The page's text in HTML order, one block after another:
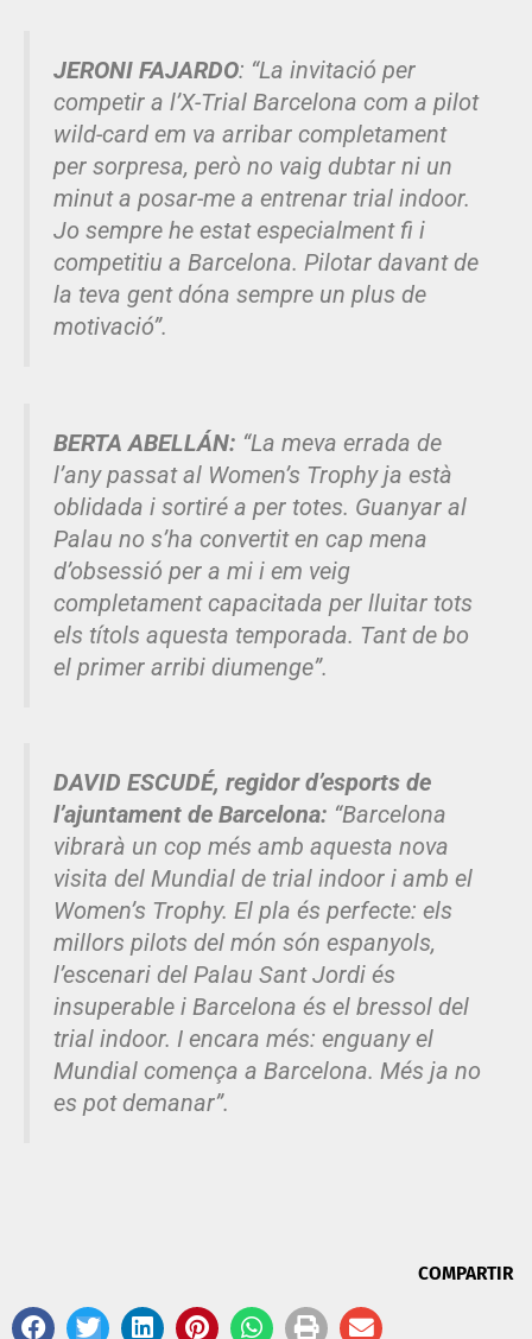
JERONI FAJARDO: “La invitació per
competir a l’X-Trial Barcelona com a pilot
wild-card em va arribar completament
per sorpresa, però no vaig dubtar ni un
minut a posar-me a entrenar trial indoor.
Jo sempre he estat especialment fi i
competitiu a Barcelona. Pilotar davant de
la teva gent dóna sempre un plus de
motivació”.
BERTA ABELLÁN: “La meva errada de
l’any passat al Women’s Trophy ja està
oblidada i sortiré a per totes. Guanyar al
Palau no s’ha convertit en cap mena
d’obsessió per a mi i em veig
completament capacitada per lluitar tots
els títols aquesta temporada. Tant de bo
el primer arribi diumenge”.
DAVID ESCUDÉ, regidor d’esports de
l’ajuntament de Barcelona: “Barcelona
vibrarà un cop més amb aquesta nova
visita del Mundial de trial indoor i amb el
Women’s Trophy. El pla és perfecte: els
millors pilots del món són espanyols,
l’escenari del Palau Sant Jordi és
insuperable i Barcelona és el bressol del
trial indoor. I encara més: enguany el
Mundial comença a Barcelona. Més ja no
es pot demanar”.
COMPARTIR